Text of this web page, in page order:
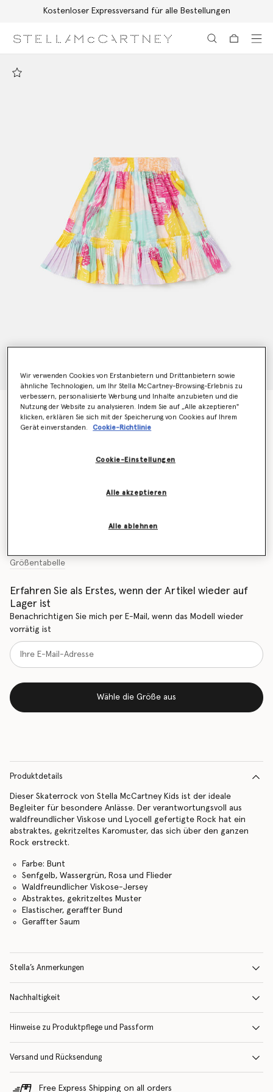
Kostenloser Expressversand für alle Bestellungen
Skaterrock mit Rueschen und abstraktem Print
CHF95.00
Größentabelle
Erfahren Sie als Erstes, wenn der Artikel wieder auf
Lager ist
Benachrichtigen Sie mich per E-Mail, wenn das Modell wieder
vorrätig ist
Wähle die Größe aus
Produktdetails
Dieser Skaterrock von Stella McCartney Kids ist der ideale
Begleiter für besondere Anlässe. Der verantwortungsvoll aus
waldfreundlicher Viskose und Lyocell gefertigte Rock hat ein
abstraktes, gekritzeltes Karomuster, das sich über den ganzen
Rock erstreckt.
Farbe: Bunt
Senfgelb, Wassergrün, Rosa und Flieder
Waldfreundlicher Viskose-Jersey
Abstraktes, gekritzeltes Muster
Elastischer, geraffter Bund
Geraffter Saum
Stella’s Anmerkungen
Nachhaltigkeit
Hinweise zu Produktpflege und Passform
Versand und Rücksendung
Free Express Shipping on all orders
Wir verwenden Cookies von Erstanbietern und Drittanbietern sowie
ähnliche Technologien, um Ihr Stella McCartney-Browsing-Erlebnis zu
verbessern, personalisierte Werbung und Inhalte anzubieten und die
Nutzung der Website zu analysieren. Indem Sie auf „Alle akzeptieren"
klicken, erklären Sie sich mit der Speicherung von Cookies auf Ihrem
Gerät einverstanden.
Cookie-Richtlinie
Cookie-Einstellungen
Alle ablehnen
Alle akzeptieren